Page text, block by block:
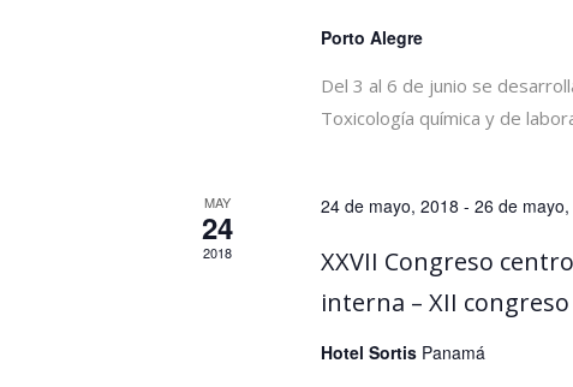
Porto Alegre
Del 3 al 6 de junio se
Toxicología química y de
MAY
24
2018
24 de mayo, 2018 - 26 de
XXVII Congreso
interna – XII
Hotel Sortis Panamá